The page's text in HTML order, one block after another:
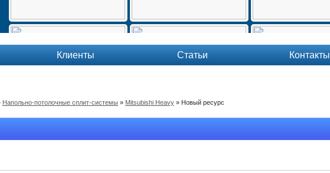
Клиенты Статьи Контакты
Напольно-потолочные сплит-системы » Mitsubishi Heavy » Новый ресурс